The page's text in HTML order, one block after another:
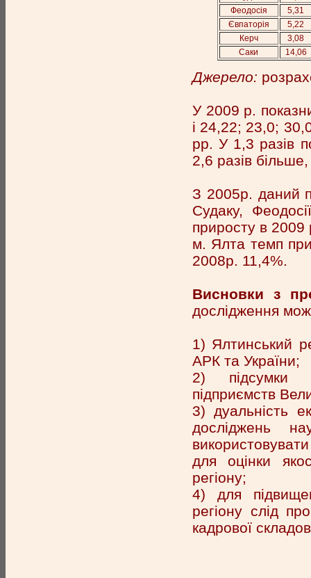
Феодосія
5,31
Євпаторія
5,22
Керч
3,08
Саки
14,06
Джерело:
У 2009 р.
і 24,22; 23,0;
рр. У 1,3 разів
2,6 разів
З 2005р. даний
Судаку,
приросту в 2009
м. Ялта темп
2008р. 11,4%.
Висновки з
дослідження
1) Ялтинський
АРК та України;
2) підсумки
підприємств
3) дуальність
досліджень
для оцінки
регіону;
4) для
регіону слід
кадрової